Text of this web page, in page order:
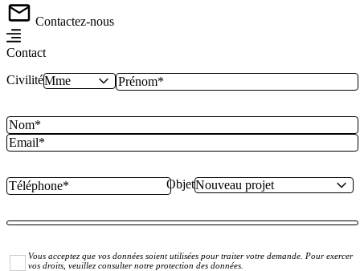
Contactez-nous
Contact
Civilité
Objet
Vous acceptez que vos données soient utilisées pour traiter votre demande. Pour exercer
vos droits, veuillez consulter notre protection des données.